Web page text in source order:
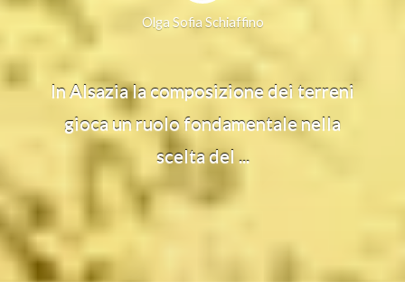
Olga Sofia Schiaffino
In Alsazia la composizione dei terreni
gioca un ruolo fondamentale nella
scelta del ...